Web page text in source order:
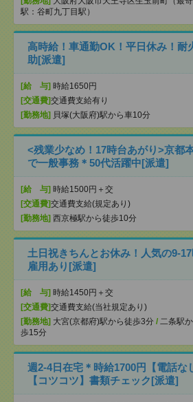
駅：谷町九丁目駅）
高時給！車通勤OK！平日休み！耐
助[派遣]
[給 与] 時給1650円
[交通費]交通費支給有り
[勤務地] 貝塚(大阪府)駅から車10分
<残業少なめ！17時台あがり>京都
で一般事務＊50代活躍中[派遣]
[給 与] 時給1500円＋交
[交通費]交通費支給(規定あり)
[勤務地] 西京極駅から徒歩10分
土日祝きちんとお休み！人気の
雇用あり[派遣]
[給 与] 時給1450円＋交
[交通費]交通費支給(当社規定あり)
[勤務地] 大宮(京都府)駅から徒歩3分 / 二条駅
歩15分
週2-4日在宅＊時給1700円【電話な
【コツコツ】書類チェック[派遣]